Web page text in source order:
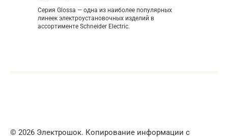
Серия Glossa — одна из наиболее популярных
линеек электроустановочных изделий в
ассортименте Schneider Electric.
© 2026 Электрошок. Копирование информации с